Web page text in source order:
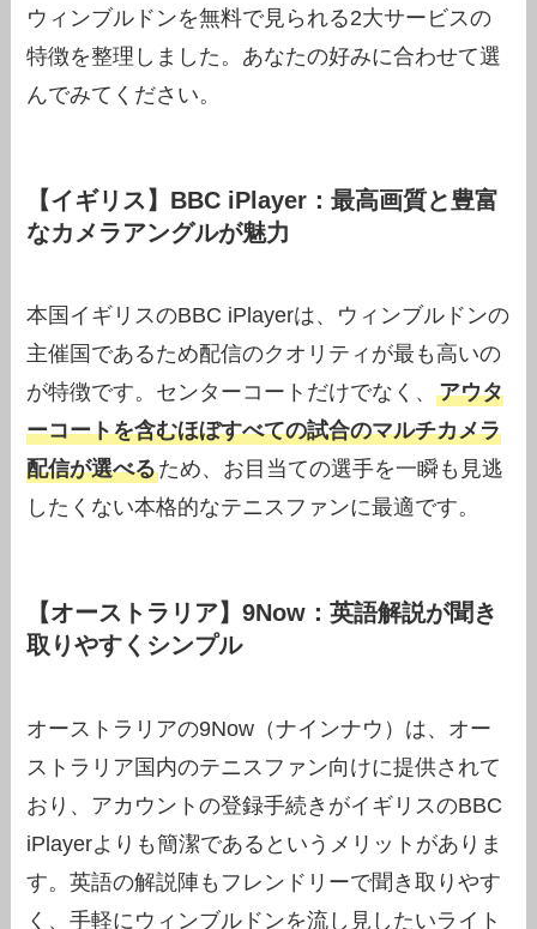
ウィンブルドンを無料で見られる2大サービスの
特徴を整理しました。あなたの好みに合わせて選
んでみてください。
【イギリス】BBC iPlayer：最高画質と豊富
なカメラアングルが魅力
本国イギリスのBBC iPlayerは、ウィンブルドンの
主催国であるため配信のクオリティが最も高いの
が特徴です。センターコートだけでなく、アウタ
ーコートを含むほぼすべての試合のマルチカメラ
配信が選べるため、お目当ての選手を一瞬も見逃
したくない本格的なテニスファンに最適です。
【オーストラリア】9Now：英語解説が聞き
取りやすくシンプル
オーストラリアの9Now（ナインナウ）は、オー
ストラリア国内のテニスファン向けに提供されて
おり、アカウントの登録手続きがイギリスのBBC
iPlayerよりも簡潔であるというメリットがありま
す。英語の解説陣もフレンドリーで聞き取りやす
く、手軽にウィンブルドンを流し見したいライト